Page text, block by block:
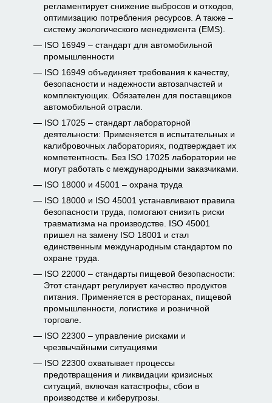
регламентирует снижение выбросов и отходов,
оптимизацию потребления ресурсов. А также –
систему экологического менеджмента (EMS).
ISO 16949 – стандарт для автомобильной
промышленности
ISO 16949 объединяет требования к качеству,
безопасности и надежности автозапчастей и
комплектующих. Обязателен для поставщиков
автомобильной отрасли.
ISO 17025 – стандарт лабораторной
деятельности: Применяется в испытательных и
калибровочных лабораториях, подтверждает их
компетентность. Без ISO 17025 лаборатории не
могут работать с международными заказчиками.
ISO 18000 и 45001 – охрана труда
ISO 18000 и ISO 45001 устанавливают правила
безопасности труда, помогают снизить риски
травматизма на производстве. ISO 45001
пришел на замену ISO 18001 и стал
единственным международным стандартом по
охране труда.
ISO 22000 – стандарты пищевой безопасности:
Этот стандарт регулирует качество продуктов
питания. Применяется в ресторанах, пищевой
промышленности, логистике и розничной
торговле.
ISO 22300 – управление рисками и
чрезвычайными ситуациями
ISO 22300 охватывает процессы
предотвращения и ликвидации кризисных
ситуаций, включая катастрофы, сбои в
производстве и киберугрозы.